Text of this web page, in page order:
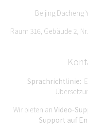
Beijing Dacheng
Raum 316, Gebäude 2,
Sprachrichtlinie:
Wir bieten an Video-
Support auf